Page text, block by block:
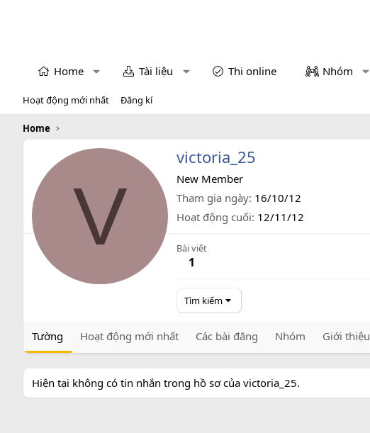
Home Tài liệu Thi online Nhóm
Hoạt động mới nhất Đăng kí
Home
V
victoria_25
New Member
Tham gia ngày 16/10/12
Hoạt động cuối 12/11/12
Bài viết
1
Tìm kiếm
Tường Hoạt động mới nhất Các bài đăng Nhóm Giới thiệu
Hiện tại không có tin nhắn trong hồ sơ của victoria_25.